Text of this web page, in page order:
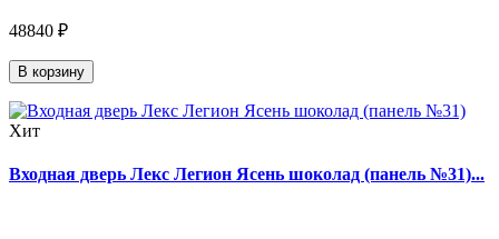
48840 ₽
В корзину
Хит
Входная дверь Лекс Легион Ясень шоколад (панель №31)...